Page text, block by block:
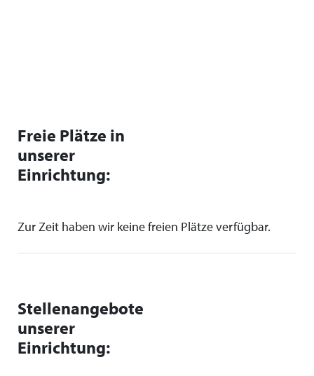
Freie Plätze in
unserer
Einrichtung:
Zur Zeit haben wir keine freien Plätze verfügbar.
Stellenangebote
unserer
Einrichtung: